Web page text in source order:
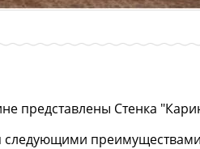
представлены Стенка
следующими